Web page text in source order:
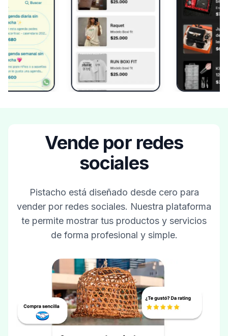
Vende por redes
sociales
Pistacho está diseñado desde cero para
vender por redes sociales. Nuestra plataforma
te permite mostrar tus productos y servicios
de forma profesional y simple.